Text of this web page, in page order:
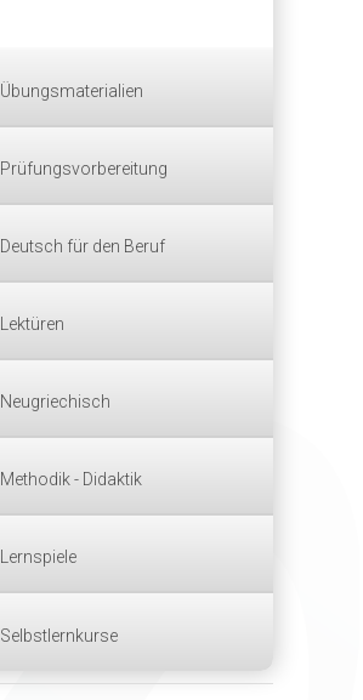
Übungsmaterialien
Prüfungsvorbereitung
Deutsch für den Beruf
Lektüren
Neugriechisch
Methodik - Didaktik
Lernspiele
Selbstlernkurse